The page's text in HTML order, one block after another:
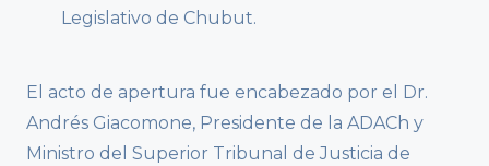
Legislativo de Chubut.
El acto de apertura fue encabezado por el Dr.
Andrés Giacomone, Presidente de la ADACh y
Ministro del Superior Tribunal de Justicia de